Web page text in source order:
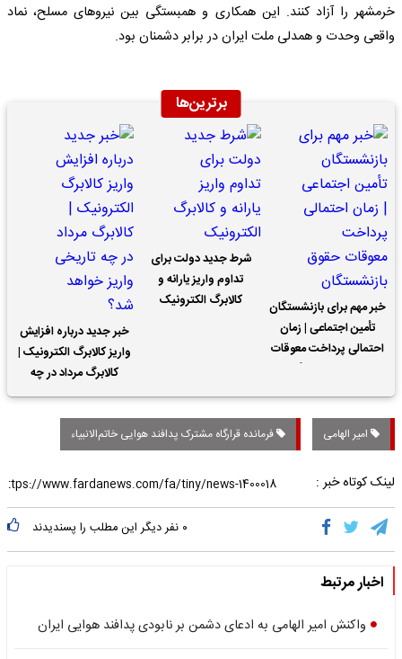
خرمشهر را آزاد کنند. این همکاری و همبستگی بین نیرو‌های مسلح، نماد
واقعی وحدت و همدلی ملت ایران در برابر دشمنان بود.
برترین‌ها
خبر مهم برای بازنشستگان
تأمین اجتماعی | زمان
احتمالی پرداخت معوقات
شرط جدید دولت برای
تداوم واریز یارانه و
کالابرگ الکترونیک
خبر جدید درباره افزایش
واریز کالابرگ الکترونیک |
کالابرگ مرداد در چه
تاریخی واریز خواهد شد؟
امیر الهامی فرمانده قرارگاه مشترک پدافند هوایی خاتم‌الانبیاء
لینک کوتاه خبر :
۰ نفر دیگر این مطلب را پسندیدند
اخبار مرتبط
واکنش امیر الهامی به ادعای دشمن بر نابودی پدافند هوایی ایران